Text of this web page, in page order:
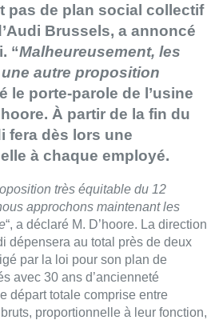
pas de plan social collectif
Brussels, a annoncé
“Malheureusement, les
autre proposition
le porte-parole de l’usine
À partir de la fin du
fera dès lors une
à chaque employé.
très équitable du 12
approchons maintenant les
“, a déclaré M. D’hoore. La direction
dépensera au total près de deux
par la loi pour son plan de
avec 30 ans d’ancienneté
départ totale comprise entre
proportionnelle à leur fonction,